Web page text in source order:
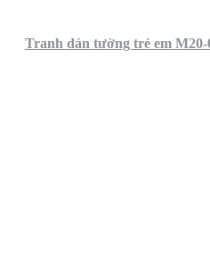
Tranh dán tường trẻ em M20-